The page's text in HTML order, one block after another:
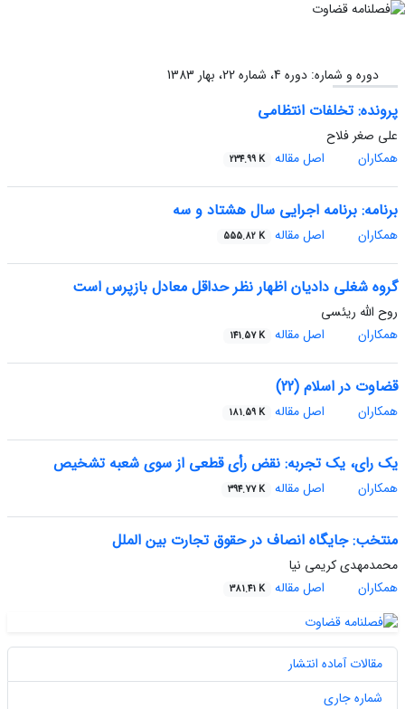
دوره و شماره:دوره 4، شماره 22، بهار 1383
پرونده: تخلفات انتظامی
علی صغر فلاح
همکاران
اصل مقاله 234.99 K
برنامه: برنامه اجرایی سال هشتاد و سه
همکاران اصل مقاله 555.82 K
گروه شغلی دادیان اظهار نظر حداقل معادل بازپرس است
روح الله ریئسی
همکاران
اصل مقاله 141.57 K
قضاوت در اسلام (22)
همکاران اصل مقاله 181.59 K
یک رای، یک تجربه: نقض رأی قطعی از سوی شعبه تشخیص
همکاران اصل مقاله 394.77 K
منتخب: جایگاه انصاف در حقوق تجارت بین الملل
محمدمهدی کریمی نیا
همکاران
اصل مقاله 381.41 K
مقالات آماده انتشار
شماره جاری